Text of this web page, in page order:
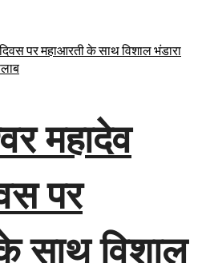
महादेव
पर
साथ विशाल